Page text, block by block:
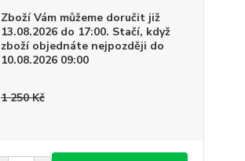
Zboží Vám můžeme doručit již
13.08.2026 do 17:00. Stačí, když
zboží objednáte nejpozději do
10.08.2026 09:00
1 250 Kč